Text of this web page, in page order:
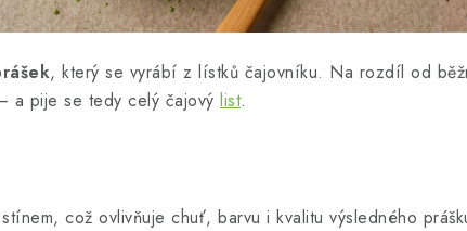
, který se vyrábí z lístků čajovníku. Na rozdíl od
a pije se tedy celý čajový list.
což ovlivňuje chuť, barvu i kvalitu výsledného